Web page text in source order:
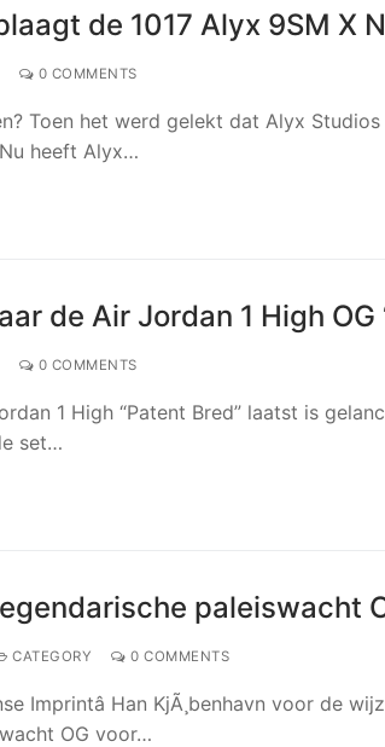
de 1017 Alyx 9SM X
0 COMMENTS
Toen het werd gelekt dat Alyx
heeft Alyx…
de Air Jordan 1 High OG
0 COMMENTS
1 High “Patent Bred” laatst is
set…
paleiswacht
CATEGORY 0 COMMENTS
Imprintâ Han KjÃ¸benhavn voor de
OG voor…